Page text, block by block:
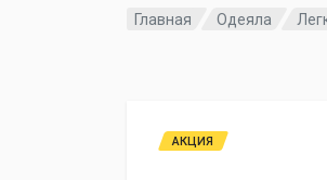
Главная Одеяла
АКЦИЯ